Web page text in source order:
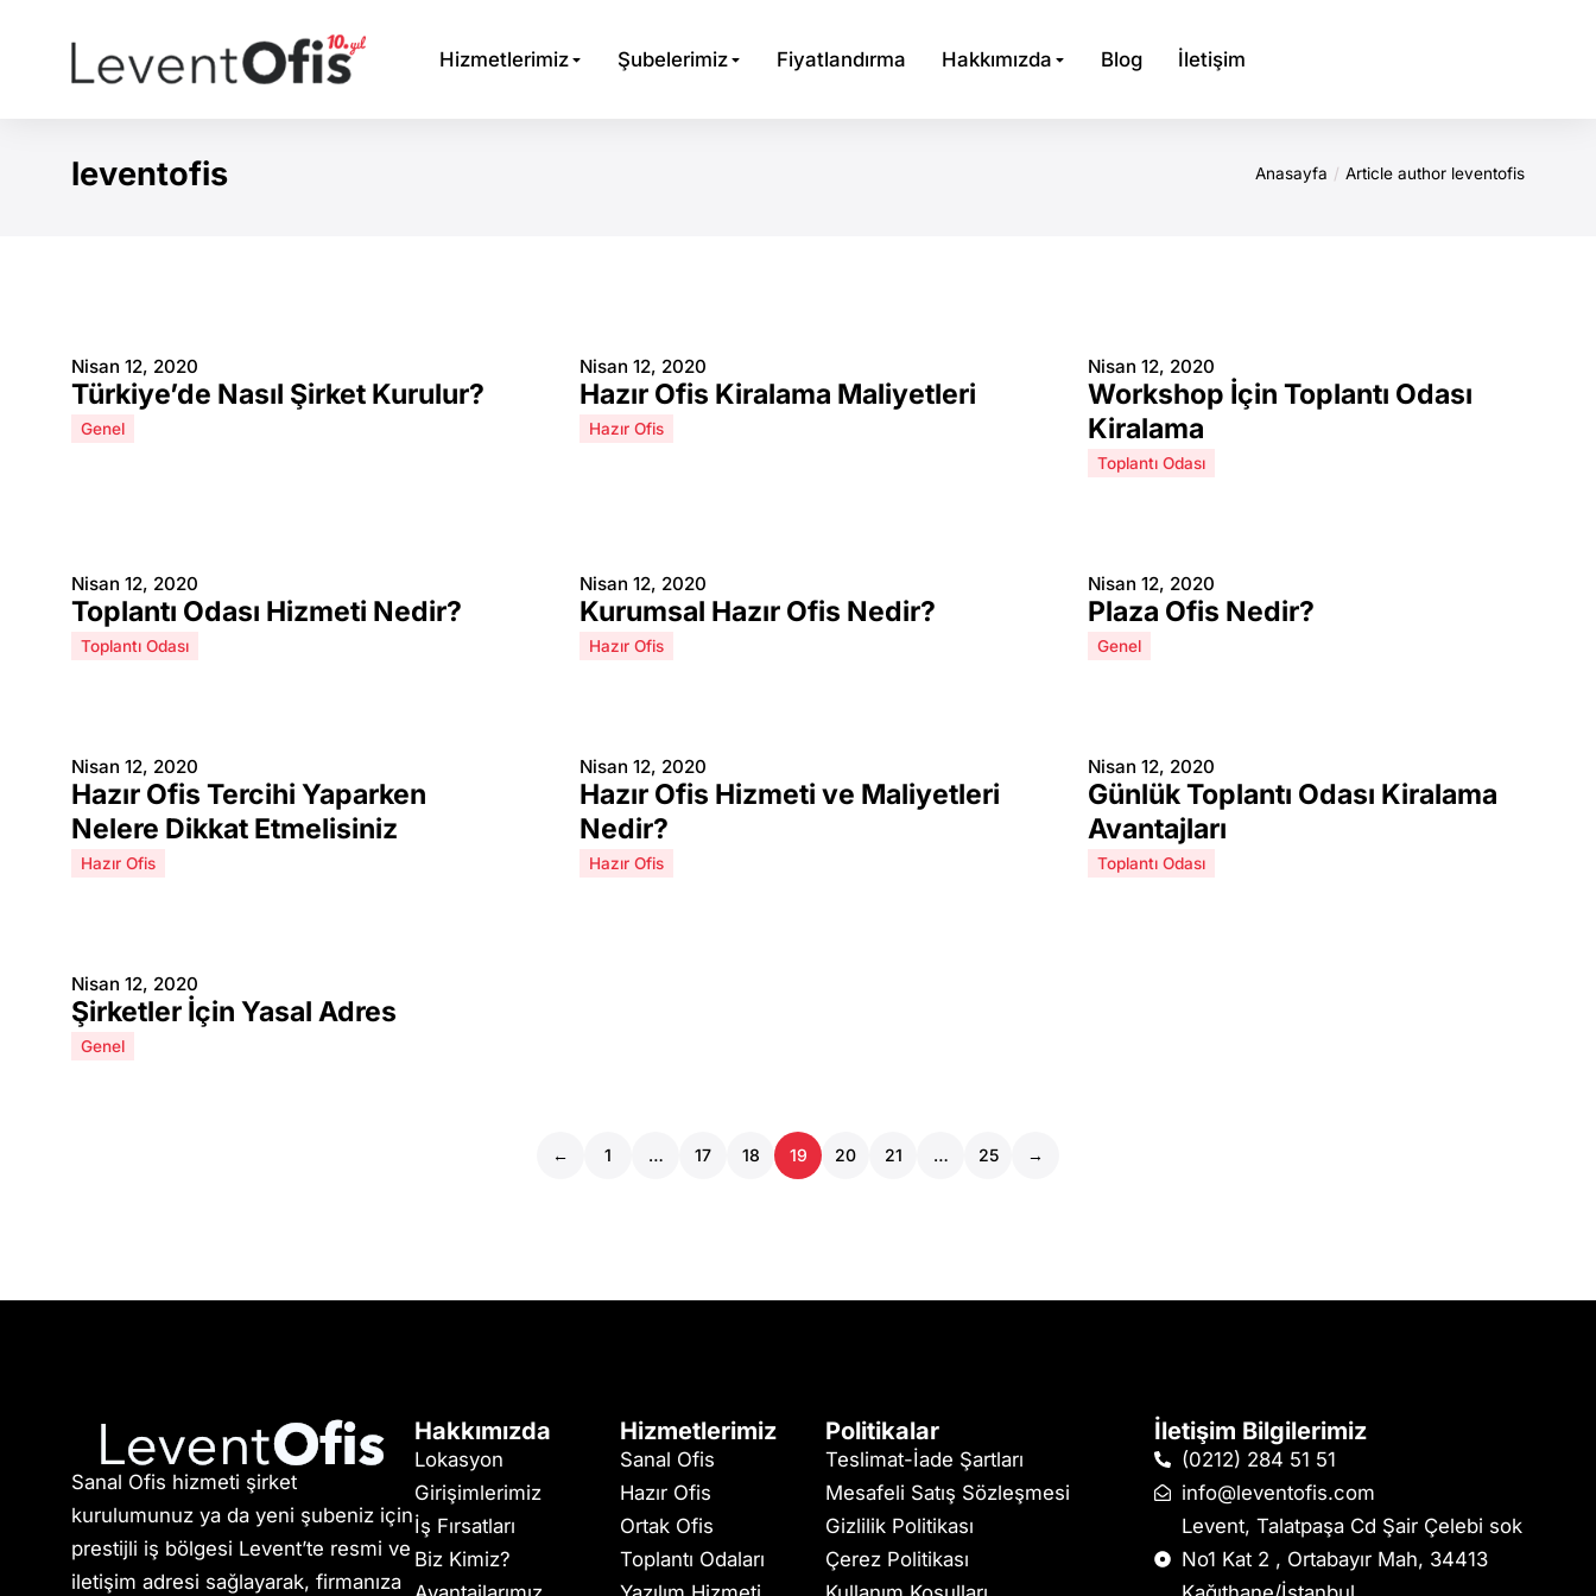
Hizmetlerimiz Şubelerimiz Fiyatlandırma Hakkımızda Blog İletişim
leventofis Anasayfa Article author leventofis
Nisan 12, 2020
Türkiye’de Nasıl Şirket Kurulur?
Genel
Nisan 12, 2020
Hazır Ofis Kiralama Maliyetleri
Hazır Ofis
Nisan 12, 2020
Workshop İçin Toplantı Odası
Kiralama
Toplantı Odası
Nisan 12, 2020
Toplantı Odası Hizmeti Nedir?
Toplantı Odası
Nisan 12, 2020
Kurumsal Hazır Ofis Nedir?
Hazır Ofis
Nisan 12, 2020
Plaza Ofis Nedir?
Genel
Nisan 12, 2020
Hazır Ofis Tercihi Yaparken
Nelere Dikkat Etmelisiniz
Hazır Ofis
Nisan 12, 2020
Hazır Ofis Hizmeti ve Maliyetleri
Nedir?
Hazır Ofis
Nisan 12, 2020
Günlük Toplantı Odası Kiralama
Avantajları
Toplantı Odası
Nisan 12, 2020
Şirketler İçin Yasal Adres
Genel
← 1 … 17 18 19 20 21 … 25 →
Sanal Ofis hizmeti şirket
kurulumunuz ya da yeni şubeniz için
prestijli iş bölgesi Levent’te resmi ve
iletişim adresi sağlayarak, firmanıza
Hakkımızda
Lokasyon
Girişimlerimiz
İş Fırsatları
Biz Kimiz?
Hizmetlerimiz
Sanal Ofis
Hazır Ofis
Ortak Ofis
Toplantı Odaları
Politikalar
Teslimat-İade Şartları
Mesafeli Satış Sözleşmesi
Gizlilik Politikası
Çerez Politikası
İletişim Bilgilerimiz
(0212) 284 51 51
info@leventofis.com
Levent, Talatpaşa Cd Şair Çelebi sok
No1 Kat 2 , Ortabayır Mah, 34413